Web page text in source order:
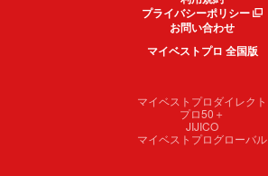
プライバシーポリシー
お問い合わせ
マイベストプロ 全国版
マイベストプロダイレクト
プロ50＋
JIJICO
マイベストプログローバル